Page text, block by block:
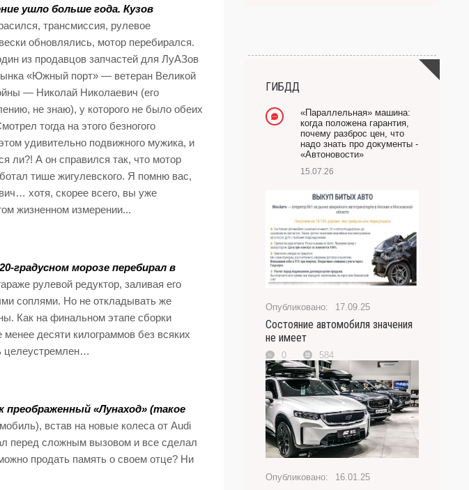
ушло больше года. Кузов
трансмиссия, рулевое
обновлялись, мотор перебирался.
из продавцов запчастей для ЛуАЗов
«Южный порт» — ветеран Великой
— Николай Николаевич (его
не знаю), у которого не было обеих
тогда на этого безногого
удивительно подвижного мужика, и
ли?! А он справился так, что мотор
тише жигулевского. Я помню вас,
хотя, скорее всего, вы уже
жизненном измерении...
градусном морозе перебирал в
рулевой редуктор, заливая его
соплями. Но не откладывать же
Как на финальном этапе сборки
десяти килограммов без всяких
целеустремлен…
преображенный «Лунаход» (такое
встав на новые колеса от Audi
перед сложным вызовом и все сделал
продать память о своем отце? Ни
ГИБДД
«Параллельная» машина:
когда положена гарантия,
почему разброс цен, что
надо знать про документы -
«Автоновости»
15.07.26
17.09.25
Состояние автомобиля значения
не имеет
0 584
16.01.25